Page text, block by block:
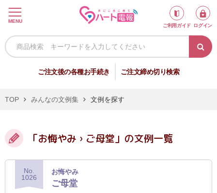
MENU
ご利用ガイド
ログイン
ご注文後の各種お手続き ご注文締め切り検索
新
会
録
祝
電
弔
電
TOP みんなの文例集 文例を探す
「お悔やみ › ご母堂」の文例一覧
No.
1026
お悔やみ
ご母堂